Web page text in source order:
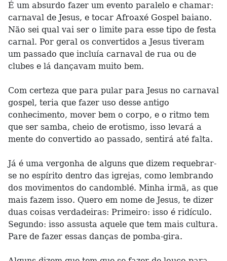
É um absurdo fazer um evento paralelo e chamar:
carnaval de Jesus, e tocar Afroaxé Gospel baiano.
Não sei qual vai ser o limite para esse tipo de festa
carnal. Por geral os convertidos a Jesus tiveram
um passado que incluía carnaval de rua ou de
clubes e lá dançavam muito bem.
Com certeza que para pular para Jesus no carnaval
gospel, teria que fazer uso desse antigo
conhecimento, mover bem o corpo, e o ritmo tem
que ser samba, cheio de erotismo, isso levará a
mente do convertido ao passado, sentirá até falta.
Já é uma vergonha de alguns que dizem requebrar-
se no espírito dentro das igrejas, como lembrando
dos movimentos do candomblé. Minha irmã, as que
mais fazem isso. Quero em nome de Jesus, te dizer
duas coisas verdadeiras: Primeiro: isso é ridículo.
Segundo: isso assusta aquele que tem mais cultura.
Pare de fazer essas danças de pomba-gira.